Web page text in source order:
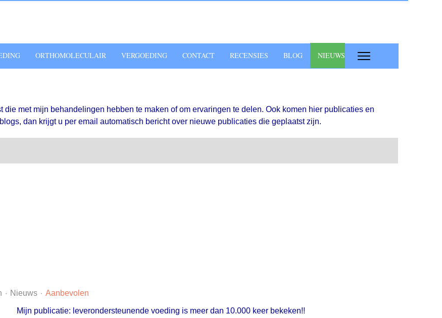
ORTHOMOLECULAIR VERGOEDING CONTACT RECENSIES BLOG NIEUWS
die met mijn behandelingen hebben te maken of om ervaringen te delen. Ook komen hier publicaties en
dan krijgt u per email automatisch bericht over nieuwe publicaties die geplaatst zijn.
Nieuws Aanbevolen
Mijn publicatie: leverondersteunende voeding is meer dan 10.000 keer bekeken!!